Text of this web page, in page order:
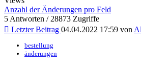
Anzahl der Änderungen pro Feld
5 Antworten / 28873 Zugriffe
Letzter Beitrag 04.04.2022 17:59 von
bestellung
änderungen